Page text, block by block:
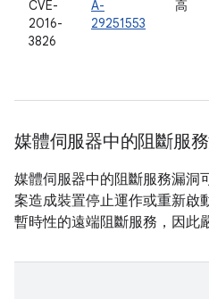
CVE-
2016-
3826
A-
29251553
高
媒體伺服器中的阻斷服
媒體伺服器中的阻斷服務漏洞
案造成裝置停止運作或重新啟
暫時性的遠端阻斷服務，因此